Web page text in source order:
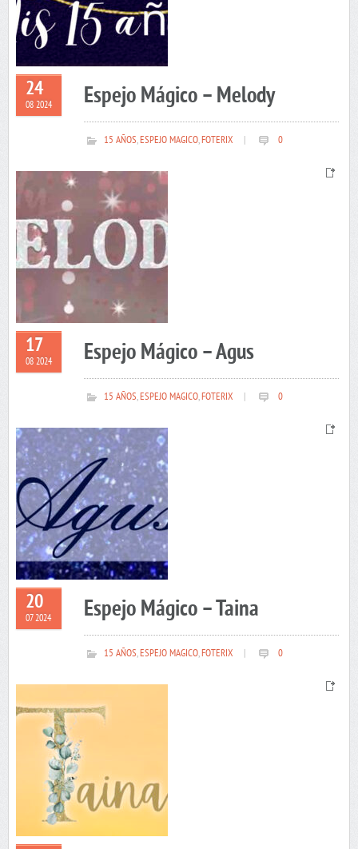
24
08 2024 Espejo Mágico – Melody
15 AÑOS,ESPEJO MAGICO,FOTERIX 0
17
08 2024 Espejo Mágico – Agus
15 AÑOS,ESPEJO MAGICO,FOTERIX 0
20
07 2024 Espejo Mágico – Taina
15 AÑOS,ESPEJO MAGICO,FOTERIX 0